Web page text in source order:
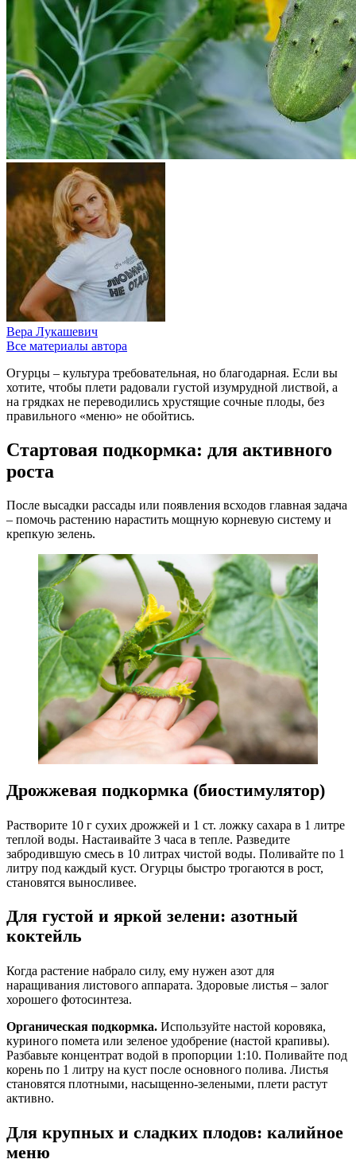
Вера Лукашевич
Все материалы автора
Огурцы – культура требовательная, но благодарная. Если вы
хотите, чтобы плети радовали густой изумрудной листвой, а
на грядках не переводились хрустящие сочные плоды, без
правильного «меню» не обойтись.
Стартовая подкормка: для активного
роста
После высадки рассады или появления всходов главная задача
– помочь растению нарастить мощную корневую систему и
крепкую зелень.
Дрожжевая подкормка (биостимулятор)
Растворите 10 г сухих дрожжей и 1 ст. ложку сахара в 1 литре
теплой воды. Настаивайте 3 часа в тепле. Разведите
забродившую смесь в 10 литрах чистой воды. Поливайте по 1
литру под каждый куст. Огурцы быстро трогаются в рост,
становятся выносливее.
Для густой и яркой зелени: азотный
коктейль
Когда растение набрало силу, ему нужен азот для
наращивания листового аппарата. Здоровые листья – залог
хорошего фотосинтеза.
Органическая подкормка. Используйте настой коровяка,
куриного помета или зеленое удобрение (настой крапивы).
Разбавьте концентрат водой в пропорции 1:10. Поливайте под
корень по 1 литру на куст после основного полива. Листья
становятся плотными, насыщенно-зелеными, плети растут
активно.
Для крупных и сладких плодов: калийное
меню